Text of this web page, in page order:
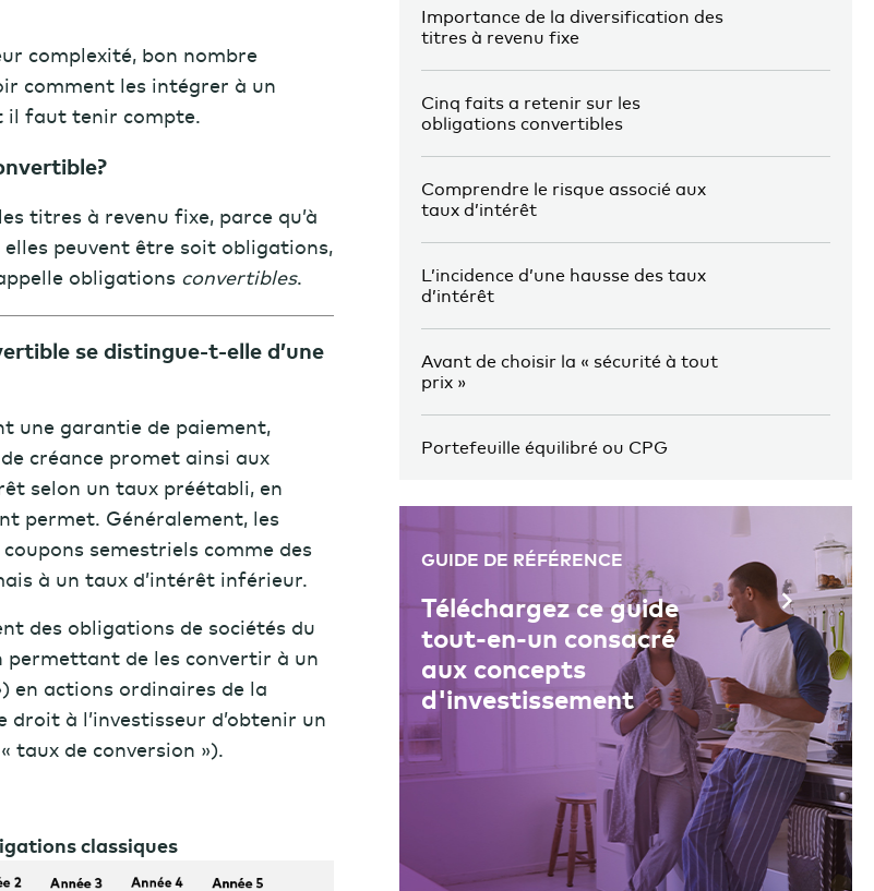
complexité, bon nombre
comment les intégrer à un
il faut tenir compte.
titres à revenu fixe, parce qu’à
peuvent être soit obligations,
obligations convertibles.
se distingue-t-elle d’une
une garantie de paiement,
créance promet ainsi aux
selon un taux préétabli, en
permet. Généralement, les
semestriels comme des
à un taux d’intérêt inférieur.
des obligations de sociétés du
de les convertir à un
en actions ordinaires de la
à l’investisseur d’obtenir un
taux de conversion »).
classiques
Importance de la diversification des
titres à revenu fixe
Cinq faits a retenir sur les
obligations convertibles
Comprendre le risque associé aux
taux d’intérêt
L’incidence d’une hausse des taux
d’intérêt
Avant de choisir la « sécurité à tout
prix »
Portefeuille équilibré ou CPG
GUIDE DE RÉFÉRENCE
Téléchargez ce guide
tout-en-un consacré
aux concepts
d'investissement